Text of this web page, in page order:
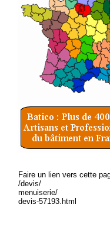
Faire un lien vers cette
/devis/
menuiserie/
devis-57193.html